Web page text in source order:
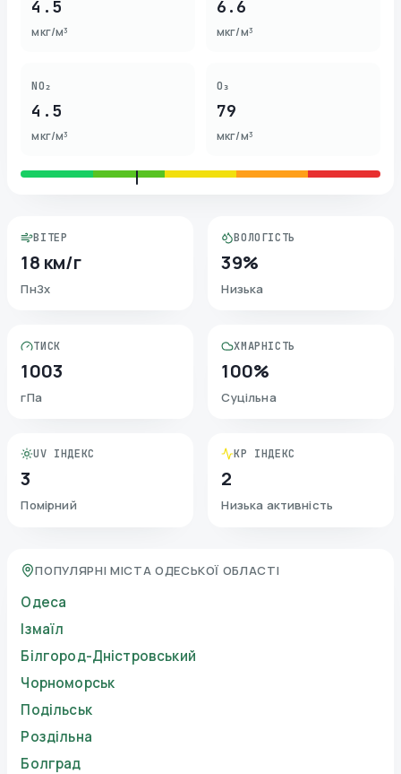
4.5
мкг/м³
6.6
мкг/м³
NO₂
4.5
мкг/м³
O₃
79
мкг/м³
ВІТЕР
18 км/г
ПнЗх
ВОЛОГІСТЬ
39%
Низька
ТИСК
1003
гПа
ХМАРНІСТЬ
100%
Суцільна
UV ІНДЕКС
3
Помірний
KP ІНДЕКС
2
Низька активність
ПОПУЛЯРНІ МІСТА ОДЕСЬКОЇ ОБЛАСТІ
Одеса
Ізмаїл
Білгород-Дністровський
Чорноморськ
Подільськ
Роздільна
Болград